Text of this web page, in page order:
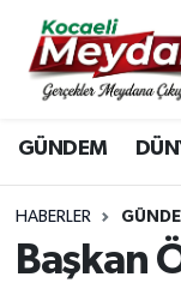
GÜNDEM
HABERLER
Başkan
Nöbetçi
Hava
Trafik
Süper Lig